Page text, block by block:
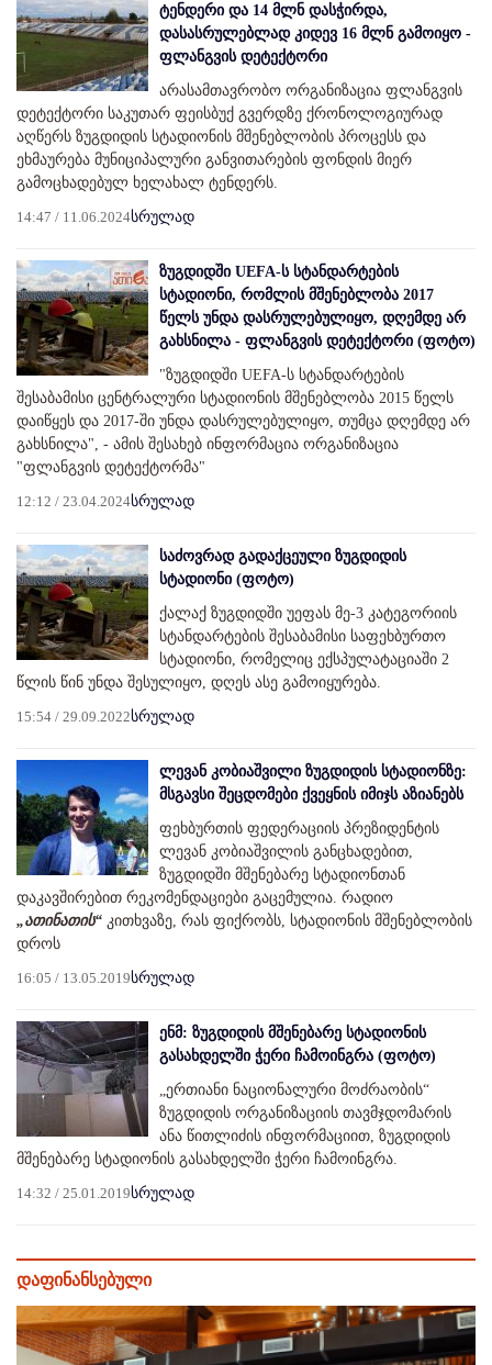
ტენდერი და 14 მლნ დასჭირდა,
დასასრულებლად კიდევ 16 მლნ გამოიყო -
ფლანგვის დეტექტორი
არასამთავრობო ორგანიზაცია ფლანგვის
დეტექტორი საკუთარ ფეისბუქ გვერდზე ქრონოლოგიურად
აღწერს ზუგდიდის სტადიონის მშენებლობის პროცესს და
ეხმაურება მუნიციპალური განვითარების ფონდის მიერ
გამოცხადებულ ხელახალ ტენდერს.
14:47 / 11.06.2024სრულად
ზუგდიდში UEFA-ს სტანდარტების
სტადიონი, რომლის მშენებლობა 2017
წელს უნდა დასრულებულიყო, დღემდე არ
გახსნილა - ფლანგვის დეტექტორი (ფოტო)
"ზუგდიდში UEFA-ს სტანდარტების
შესაბამისი ცენტრალური სტადიონის მშენებლობა 2015 წელს
დაიწყეს და 2017-ში უნდა დასრულებულიყო, თუმცა დღემდე არ
გახსნილა", - ამის შესახებ ინფორმაცია ორგანიზაცია
"ფლანგვის დეტექტორმა"
12:12 / 23.04.2024სრულად
საძოვრად გადაქცეული ზუგდიდის
სტადიონი (ფოტო)
ქალაქ ზუგდიდში უეფას მე-3 კატეგორიის
სტანდარტების შესაბამისი საფეხბურთო
სტადიონი, რომელიც ექსპულატაციაში 2
წლის წინ უნდა შესულიყო, დღეს ასე გამოიყურება.
15:54 / 29.09.2022სრულად
ლევან კობიაშვილი ზუგდიდის სტადიონზე:
მსგავსი შეცდომები ქვეყნის იმიჯს აზიანებს
ფეხბურთის ფედერაციის პრეზიდენტის
ლევან კობიაშვილის განცხადებით,
ზუგდიდში მშენებარე სტადიონთან
დაკავშირებით რეკომენდაციები გაცემულია. რადიო
„ათინათის“ კითხვაზე, რას ფიქრობს, სტადიონის მშენებლობის
დროს
16:05 / 13.05.2019სრულად
ენმ: ზუგდიდის მშენებარე სტადიონის
გასახდელში ჭერი ჩამოინგრა (ფოტო)
„ერთიანი ნაციონალური მოძრაობის“
ზუგდიდის ორგანიზაციის თავმჯდომარის
ანა წითლიძის ინფორმაციით, ზუგდიდის
მშენებარე სტადიონის გასახდელში ჭერი ჩამოინგრა.
14:32 / 25.01.2019სრულად
დაფინანსებული